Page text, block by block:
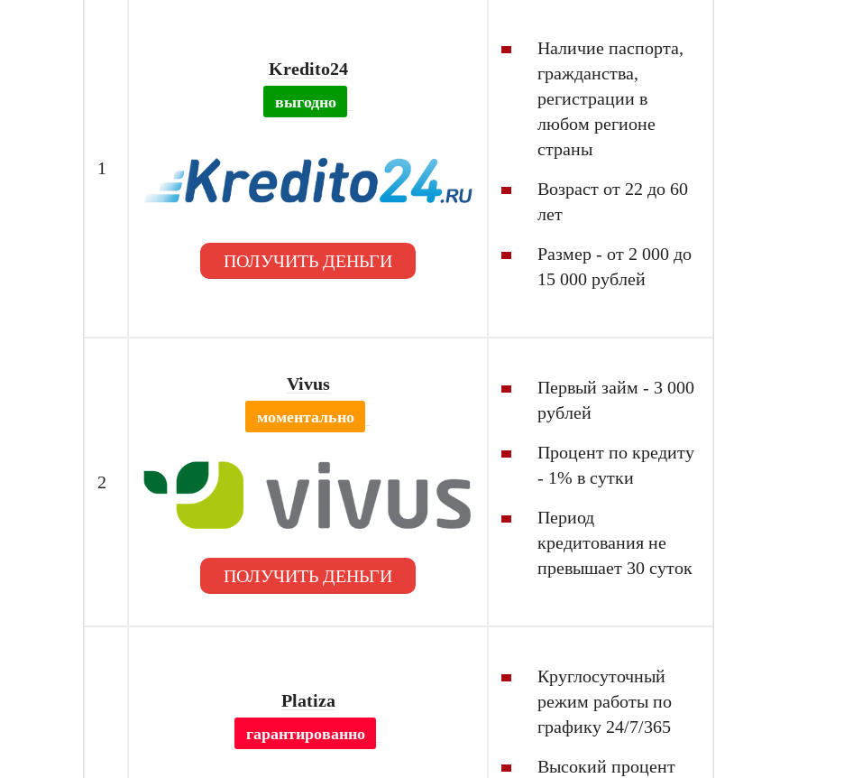
1
Kredito24
выгодно
ПОЛУЧИТЬ ДЕНЬГИ
Наличие паспорта,
гражданства,
регистрации в
любом регионе
страны
Возраст от 22 до 60
лет
Размер - от 2 000 до
15 000 рублей
2
Vivus
моментально
ПОЛУЧИТЬ ДЕНЬГИ
Первый займ - 3 000
рублей
Процент по кредиту
- 1% в сутки
Период
кредитования не
превышает 30 суток
Platiza
гарантированно
Круглосуточный
режим работы по
графику 24/7/365
Высокий процент